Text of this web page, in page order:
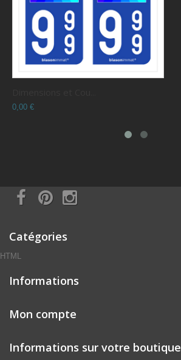
0,00 €
Catégories
HTML
Informations
Mon compte
Informations sur votre boutique